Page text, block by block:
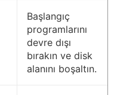
Başlangıç
programlarını
devre dışı
bırakın ve disk
alanını boşaltın.